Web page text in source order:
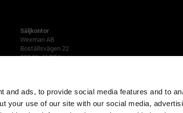
and ads, to provide social media features and to
your use of our site with our social media,
Säljkontor
Wexman AB
Boställsvägen 22
822 91 ALFTA